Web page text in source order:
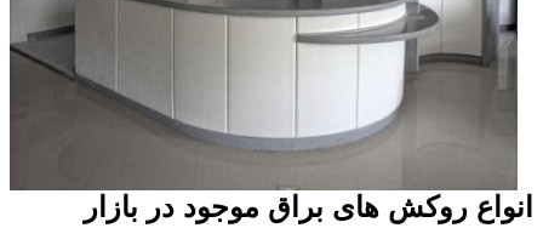
انواع روکش های براق موجود در بازار